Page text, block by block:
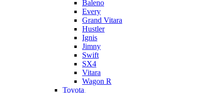
Baleno
Every
Grand Vitara
Hustler
Ignis
Jimny
Swift
SX4
Vitara
Wagon R
Toyota